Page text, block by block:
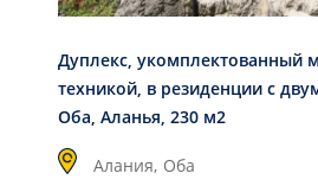
Дуплекс, укомплектованный
техникой, в резиденции с
Оба, Аланья, 230 м2
Алания, Оба